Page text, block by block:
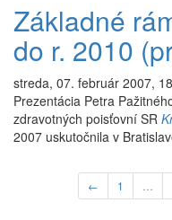
Základné
do r. 2010
streda, 07. február 2007,
Prezentácia Petra
zdravotných poisťovní SR
2007 uskutočnila v
← 1